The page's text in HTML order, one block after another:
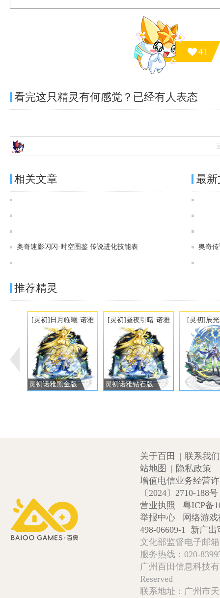
41
看完这只精灵有何感觉？已经有人表态
相关文章
奥奇速影闪闪·时空图鉴 传说进化技能表
最
奥奇
推荐精灵
[灵初]日月临曦·诺雅
灵初诺雅黑金版
[灵初]昼夜引曙·诺雅
灵初诺雅钻石版
[灵初]辰
关于百田 | 联系我们
站地图
| 隐私政策
增值电信业务经营
〔2024〕2710-188号
营业执照
粤ICP备
举报中心
网络游
498-06609-1 新广出
文化部监督电子邮
服务热线：020-
广州百田信息科技
Reserved
联系地址：广州市